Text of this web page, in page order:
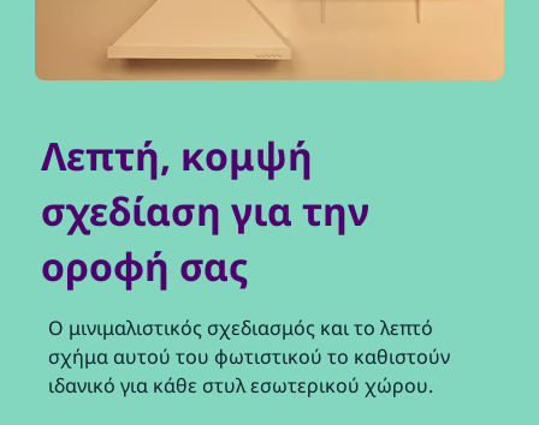
Λεπτή, κομψή
σχεδίαση για την
οροφή σας
Ο μινιμαλιστικός σχεδιασμός και το λεπτό
σχήμα αυτού του φωτιστικού το καθιστούν
ιδανικό για κάθε στυλ εσωτερικού χώρου.